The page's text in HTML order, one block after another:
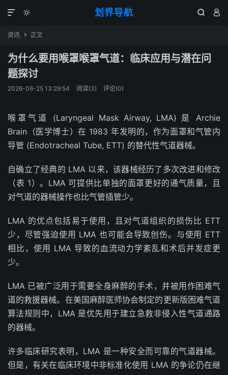
划界导航
  

资讯  正文
为什么要用喉罩喉罩气道：临床应用与潜在问
题探讨
2026-06-25 13:29:54 阅读(3) 评论(0)
喉罩气道 (Laryngeal Mask Airway, LMA) 是 Archie
Brain（医学博士）在 1983 年发明的，作为面罩和气管内
导管 (Endotracheal Tube, ETT) 的替代性气道器械。
自确立了经典的 LMA 以来，该器械经历了多次改进和修改
（表 1）。LMA 可提供比单独的面罩更好的通气质量，且
对气道的器械操作也比气管插管少。
LMA 的优点包括易于使用，且对气道组织的损伤比 ETT
少，尽管强迫使用 LMA 也可能会导致创伤。与使用 ETT
相比，使用 LMA 导致的血流动力学紊乱和术后并发症更
少。
LMA 已被广泛用于需要全身麻醉的手术，并被用作困难气
道的救援器械。在美国麻醉医师协会制定的更新版困难气道
算法规则中，LMA 是优先用于建立急救非侵入性气道通路
的器械。
许多临床研究表明，LMA 是一种安全而可靠的气道器械。
但是，有关在临床环境中非标准化使用 LMA 的争论仍在继